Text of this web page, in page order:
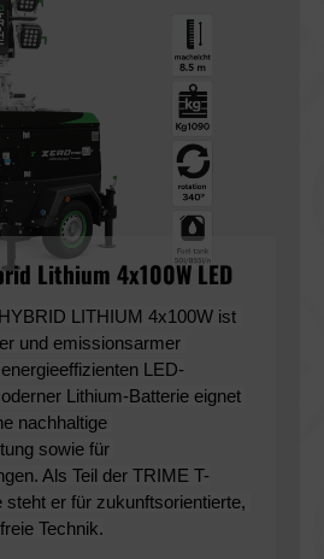
Lithium 4x100W LED
LITHIUM 4x100W ist
und emissionsarmer
LED-
Lithium-Batterie eignet
nachhaltige
sowie für
Als Teil der TRIME T-
er für zukunftsorientierte,
Technik.